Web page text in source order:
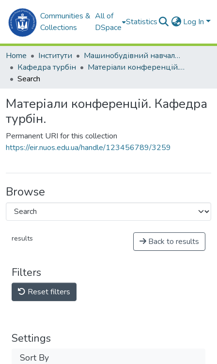
Communities &
Collections
All of
DSpace
Statistics Log In
Home Інститути
Машинобудівний навчально-науковий інститут (МННІ)
Кафедра турбін
Матеріали конференцій. Кафедра турбін.
Search
Матеріали конференцій. Кафедра
турбін.
Permanent URI for this collection
https://eir.nuos.edu.ua/handle/123456789/3259
Browse
results Back to results
Filters
Reset filters
Settings
Sort By